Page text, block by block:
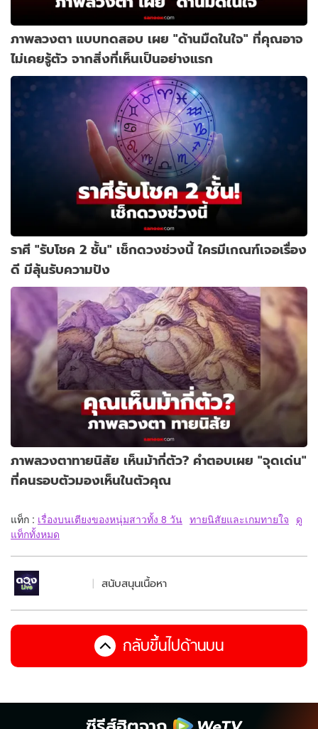
ภาพลวงตา แบบทดสอบ เผย "ด้านมืดในใจ" ที่คุณอาจ
ไม่เคยรู้ตัว จากสิ่งที่เห็นเป็นอย่างแรก
ราศี "รับโชค 2 ชั้น" เช็กดวงช่วงนี้ ใครมีเกณฑ์เจอเรื่อง
ดี มีลุ้นรับความปัง
ภาพลวงตาทายนิสัย เห็นม้ากี่ตัว? คำตอบเผย "จุดเด่น"
ที่คนรอบตัวมองเห็นในตัวคุณ
แท็ก : เรื่องบนเตียงของหนุ่มสาวทั้ง 8 วัน ทายนิสัยและเกมทายใจ ดู
แท็กทั้งหมด
สนับสนุนเนื้อหา
กลับขึ้นไปด้านบน